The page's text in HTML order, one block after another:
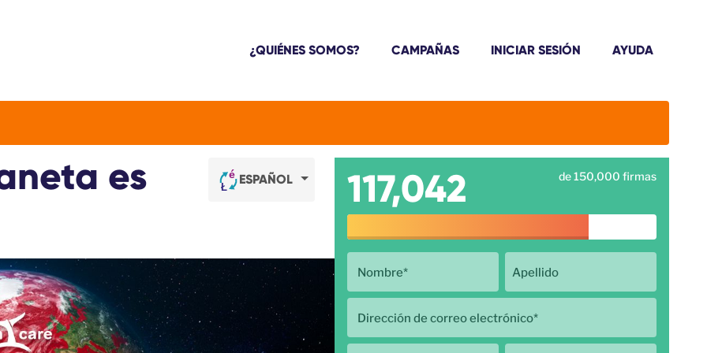
¿QUIÉNES SOMOS? CAMPAÑAS INICIAR SESIÓN AYUDA
ESPAÑOL
es
117,042 de 150,000 firmas
Nombre* Apellido
Dirección de correo electrónico*